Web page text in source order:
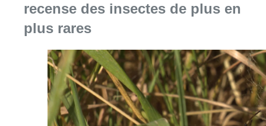
recense des insectes de plus en
plus rares